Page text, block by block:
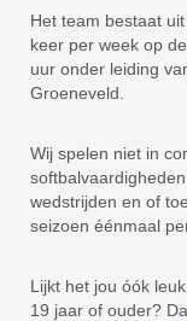
Het team bestaat
keer per week op
uur onder leiding
Groeneveld.
Wij spelen niet in
wedstrijden en of
seizoen éénmaal
Lijkt het jou óók
19 jaar of ouder?